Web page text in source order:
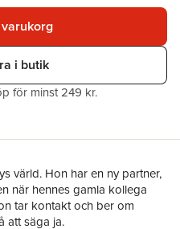
i butik
för minst 249 kr.
värld. Hon har en ny partner,
när hennes gamla kollega
tar kontakt och ber om
att säga ja.